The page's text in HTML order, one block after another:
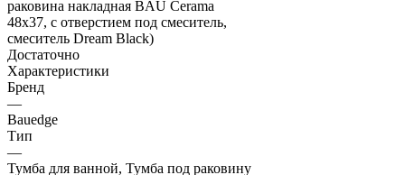
Достаточно
Характеристики
Бренд
—
Bauedge
Тип
—
Тумба для ванной, Тумба под раковину